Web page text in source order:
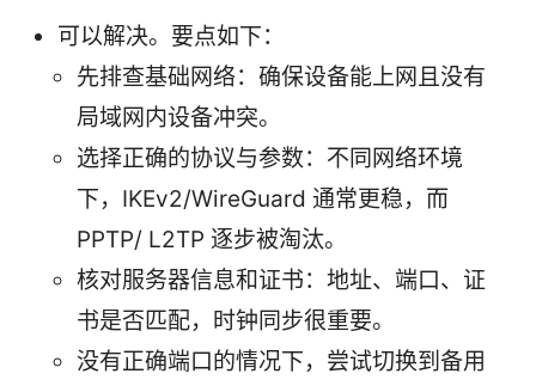
可以解决。要点如下：
先排查基础网络：确保设备能上网且没有
局域网内设备冲突。
选择正确的协议与参数：不同网络环境
下，IKEv2/WireGuard 通常更稳，而
PPTP/ L2TP 逐步被淘汰。
核对服务器信息和证书：地址、端口、证
书是否匹配，时钟同步很重要。
没有正确端口的情况下，尝试切换到备用